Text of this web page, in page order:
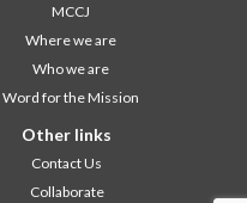
MCCJ
Where we are
Who we are
Word for the Mission
Other links
Contact Us
Collaborate